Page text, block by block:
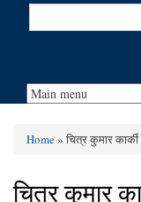
Search
You are here
Home» चित्र कुमार कार्की
चित्र कुमार